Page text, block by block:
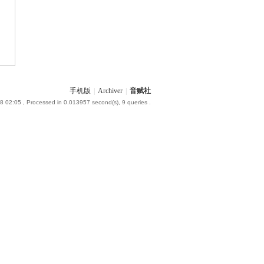
手机版 Archiver 音赋社
02:05 , Processed in 0.013957 second(s), 9 queries .